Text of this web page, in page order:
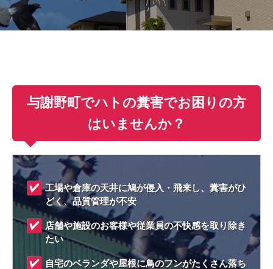
与謝野町でハトの糞害でお困りの方
はいませんか？
工場や倉庫の天井に鳩が侵入・飛来し、糞害がひ
どく、品質管理が不安
店舗や施設のお客様や従業員の不快感を取り除き
たい
自宅のベランダや屋根に鳥のフンがたくさん落ち